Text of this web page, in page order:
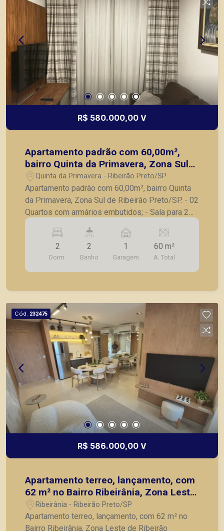
R$ 580.000,00 V
Apartamento padrão com 60,00m²,
bairro Quinta da Primavera, Zona Sul
de Ribeirão Preto/SP.
Quinta da Primavera - Ribeirão Preto/SP
Apartamento padrão com 60,00m², bairro Quinta
da Primavera, Zona Sul de Ribeirão Preto/SP. - 02
Quartos com armários embutidos; - Sala para 2
ambientes, - Sacada; - Cozinha,com armários
planejados; - 2 Banheiros; - Área de serviço; - 01
vaga de garagem. A Piramid tem como objetivo
atender seus clientes com agilidade e segurança,
em locação, vendas de imóveis prontos, usados
2
Dorm.
2
Banho
1
Garagem
60 m²
A. Total
Cód. 232475
R$ 586.000,00 V
Apartamento terreo, lançamento, com
62 m² no Bairro Ribeirânia, Zona Leste
de Ribeirão Preto/SP.
Ribeirânia - Ribeirão Preto/SP
Apartamento terreo, lançamento, com 62 m² no
Bairro Ribeirânia, Zona Leste de Ribeirão